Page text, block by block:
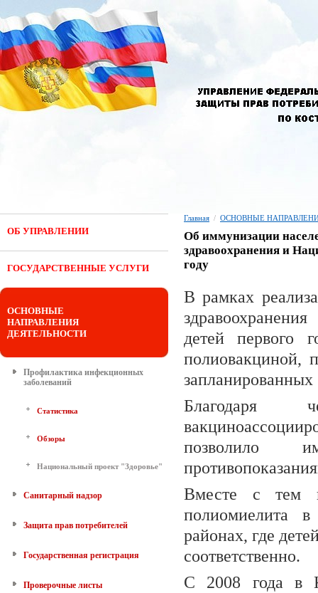
ОБ УПРАВЛЕНИИ
ГОСУДАРСТВЕННЫЕ УСЛУГИ
ОСНОВНЫЕ
НАПРАВЛЕНИЯ
ДЕЯТЕЛЬНОСТИ
Профилактика инфекционных
заболеваний
Статистика
Обзоры
Национальный проект "Здоровье"
Санитарный надзор
Защита прав потребителей
Государственная регистрация
Проверочные листы
Главная / ОСНОВНЫЕ
Об иммунизации
здравоохранения и
году
В рамках
детей первого
полиовакциной,
запланированных
Благодаря
позволило
Вместе с тем
полиомиелита
районах, где
соответственно.
С 2008 года в